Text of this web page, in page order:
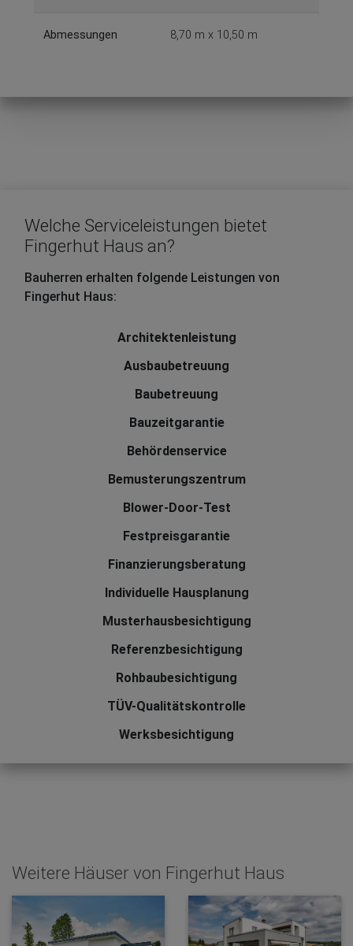
Abmessungen 8,70 m x 10,50 m
Welche Serviceleistungen bietet
Fingerhut Haus an?
Bauherren erhalten folgende Leistungen von
Fingerhut Haus:
Architektenleistung
Ausbaubetreuung
Baubetreuung
Bauzeitgarantie
Behördenservice
Bemusterungszentrum
Blower-Door-Test
Festpreisgarantie
Finanzierungsberatung
Individuelle Hausplanung
Musterhausbesichtigung
Referenzbesichtigung
Rohbaubesichtigung
TÜV-Qualitätskontrolle
Werksbesichtigung
Weitere Häuser von Fingerhut Haus